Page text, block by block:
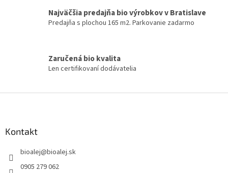
p
i
s
Najväčšia predajňa bio výrobkov v Bratislave
Predajňa s plochou 165 m2. Parkovanie zadarmo
Zaručená bio kvalita
Len certifikovaní dodávatelia
Kontakt
bioalej@bioalej.sk
0905 279 062